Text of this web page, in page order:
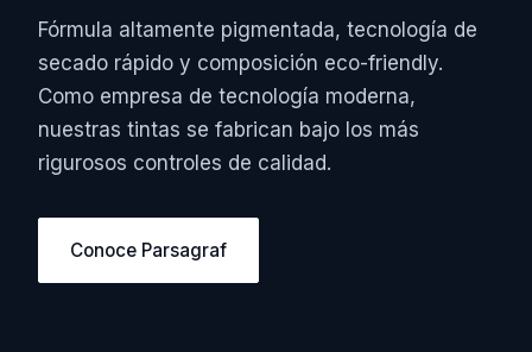
Fórmula altamente pigmentada, tecnología de
secado rápido y composición eco-friendly.
Como empresa de tecnología moderna,
nuestras tintas se fabrican bajo los más
rigurosos controles de calidad.
Conoce Parsagraf